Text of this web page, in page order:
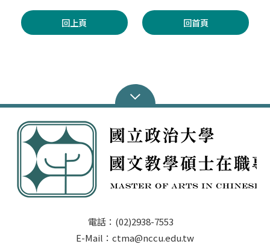
回上頁 回首頁
電話：(02)2938-7553
E-Mail：ctma@nccu.edu.tw